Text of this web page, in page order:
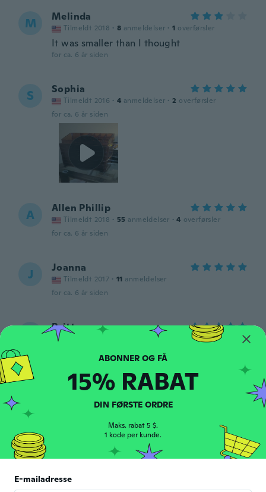
M Melinda
Tilmeldt 2018 · 8 anmeldelser · 1 overførsler
It was smaller than I thought
for ca. 6 år siden
S Sophia
Tilmeldt 2016 · 4 anmeldelser · 2 overførsler
for ca. 6 år siden
A Allen Phillip
Tilmeldt 2018 · 55 anmeldelser · 4 overførsler
for ca. 6 år siden
J Joanna
Tilmeldt 2017 · 11 anmeldelser
for ca. 6 år siden
Brittany
anmeldelser
Tiffany
C Tilmeldt 2015 · 5 anmeldelser
loves it for her makeup and nail polish.
15% RABAT
DIN FØRSTE ORDRE
Maks. rabat 5 $.
1 kode per kunde.
E-mailadresse